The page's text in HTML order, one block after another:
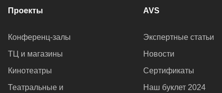
Проекты
Конференц-залы
ТЦ и магазины
Кинотеатры
Театральные и
AVS
Экспертные статьи
Новости
Сертификаты
Наш буклет 2024